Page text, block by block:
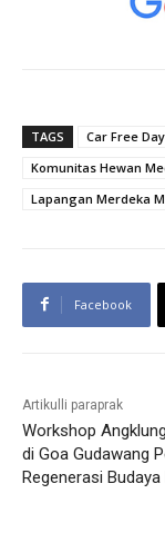
TAGS Car Free
Komunitas Hewan
Lapangan Merdeka
Facebook
Artikulli paraprak
Workshop
di Goa Gudawang
Regenerasi